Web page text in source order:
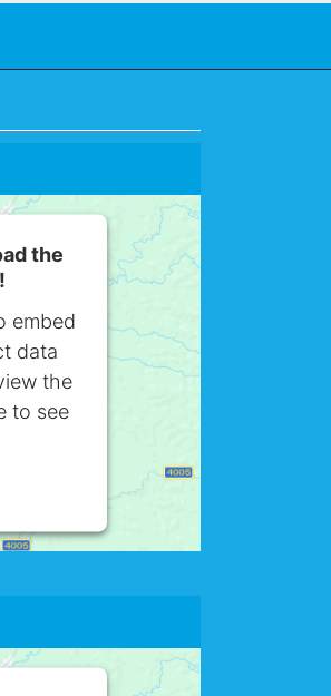
the
embed
data
the
to see